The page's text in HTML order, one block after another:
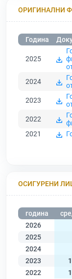
ОРИГИНАЛНИ
Година
2025
2024
2023
2022
2021
ОСИГУРЕНИ
година
2026
2025
2024
2023
2022